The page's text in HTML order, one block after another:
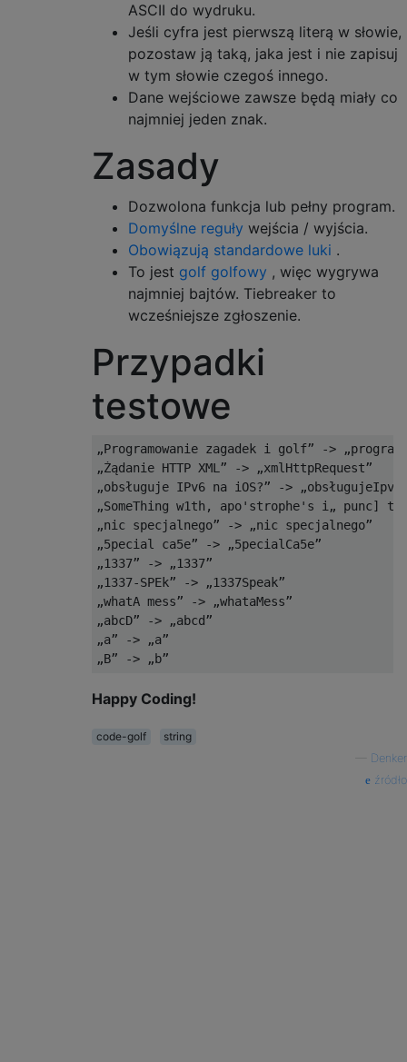
ASCII do wydruku.
Jeśli cyfra jest pierwszą literą w słowie,
pozostaw ją taką, jaka jest i nie zapisuj
w tym słowie czegoś innego.
Dane wejściowe zawsze będą miały co
najmniej jeden znak.
Zasady
Dozwolona funkcja lub pełny program.
Domyślne reguły wejścia / wyjścia.
Obowiązują standardowe luki .
To jest golf golfowy , więc wygrywa
najmniej bajtów. Tiebreaker to
wcześniejsze zgłoszenie.
Przypadki
testowe
„Programowanie zagadek i golf” ->
„Żądanie HTTP XML” -> „xmlHttpRequest”
„obsługuje IPv6 na iOS?” ->
„SomeThing w1th, apo'strophe's i„ punc]
„nic specjalnego” -> „nic specjalnego”
„5pecial ca5e” -> „5pecialCa5e”
„1337” -> „1337”
„1337-SPEk” -> „1337Speak”
„whatA mess” -> „whataMess”
„abcD” -> „abcd”
„a” -> „a”
Happy Coding!
code-golf
string
Denker
źródło